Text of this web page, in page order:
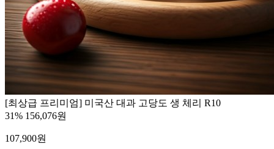
[최상급 프리미엄] 미국산 대과 고당도 생 체리 R10
31% 156,076원
107,900원